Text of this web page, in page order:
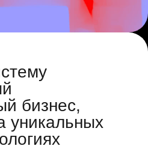
бизнес,
уникальных